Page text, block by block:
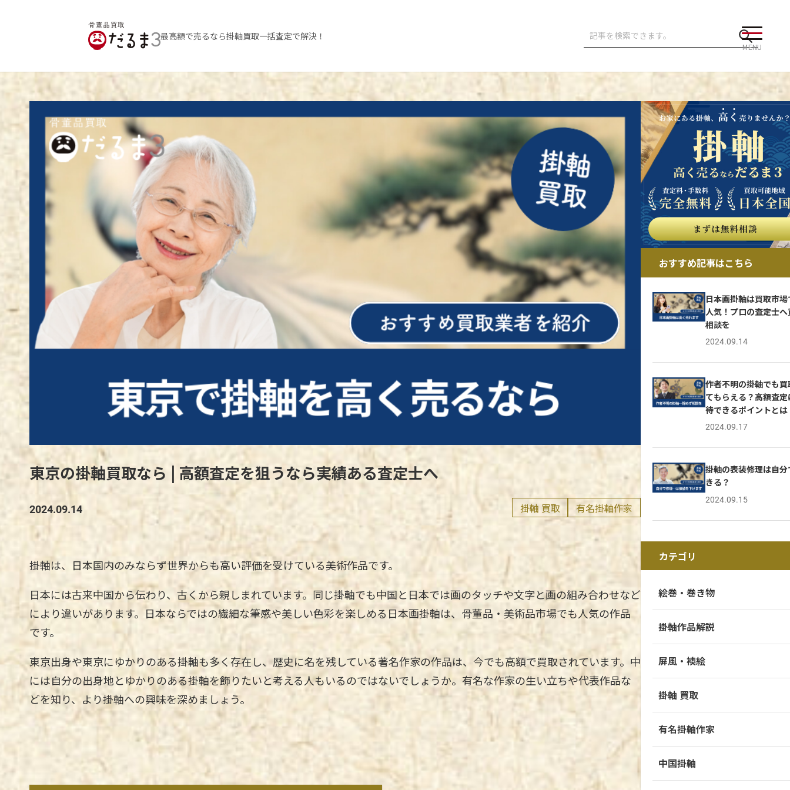
最高額で売るなら掛軸買取一括査定で解決！
MENU
東京の掛軸買取なら | 高額査定を狙うなら実績ある査定士へ
2024.09.14 掛軸 買取 有名掛軸作家
掛軸は、日本国内のみならず世界からも高い評価を受けている美術作品です。
日本には古来中国から伝わり、古くから親しまれています。同じ掛軸でも中国と日本では画のタッチや文字と画の組み合わせなど
により違いがあります。日本ならではの繊細な筆感や美しい色彩を楽しめる日本画掛軸は、骨董品・美術品市場でも人気の作品
です。
東京出身や東京にゆかりのある掛軸も多く存在し、歴史に名を残している著名作家の作品は、今でも高額で買取されています。中
には自分の出身地とゆかりのある掛軸を飾りたいと考える人もいるのではないでしょうか。有名な作家の生い立ちや代表作品な
どを知り、より掛軸への興味を深めましょう。
おすすめ記事はこちら
日本画掛軸は買取市
人気！プロの査定士
相談を
2024.09.14
作者不明の掛軸でも買
てもらえる？高額査定
待できるポイントとは
2024.09.17
掛軸の表装修理は自分
きる？
2024.09.15
カテゴリ
絵巻・巻き物
掛軸作品解説
屏風・襖絵
掛軸 買取
有名掛軸作家
中国掛軸